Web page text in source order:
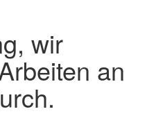
wir
an